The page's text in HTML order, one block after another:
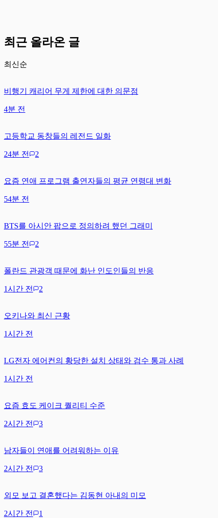
최근 올라온 글
최신순
비행기 캐리어 무게 제한에 대한 의문점
4분 전
고등학교 동창들의 레전드 일화
24분 전 2
요즘 연애 프로그램 출연자들의 평균 연령대 변화
54분 전
BTS를 아시안 팝으로 정의하려 했던 그래미
55분 전 2
폴란드 관광객 때문에 화난 인도인들의 반응
1시간 전 2
오키나와 최신 근황
1시간 전
LG전자 에어컨의 황당한 설치 상태와 검수 통과 사례
1시간 전
요즘 효도 케이크 퀄리티 수준
2시간 전 3
남자들이 연애를 어려워하는 이유
2시간 전 3
외모 보고 결혼했다는 김동현 아내의 미모
2시간 전 1